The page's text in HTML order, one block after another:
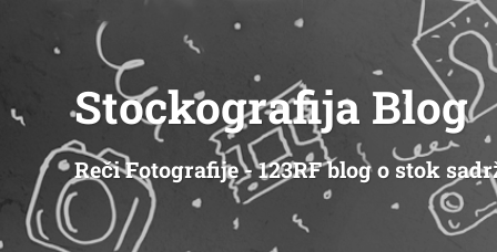
Stockografija Blog
Reči Fotografije - 123RF blog o stok